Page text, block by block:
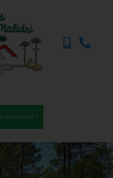
maintenant !